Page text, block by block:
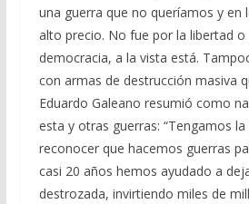
una guerra que no queríamos y en
alto precio. No fue por la libertad o
democracia, a la vista está.
con armas de destrucción masiva
Eduardo Galeano resumió como
esta y otras guerras: “Tengamos
reconocer que hacemos guerras
casi 20 años hemos ayudado a
destrozada, invirtiendo miles de